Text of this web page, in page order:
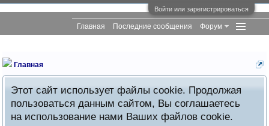
Войти или зарегистрироваться
Главная
Этот сайт использует файлы cookie. Продолжая
пользоваться данным сайтом, Вы соглашаетесь
на использование нами Ваших файлов cookie.
Главная Последние сообщения Форум